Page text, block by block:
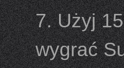
7. Użyj
wygrać